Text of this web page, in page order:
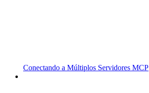
Conectando a Múltiplos Servidores MCP